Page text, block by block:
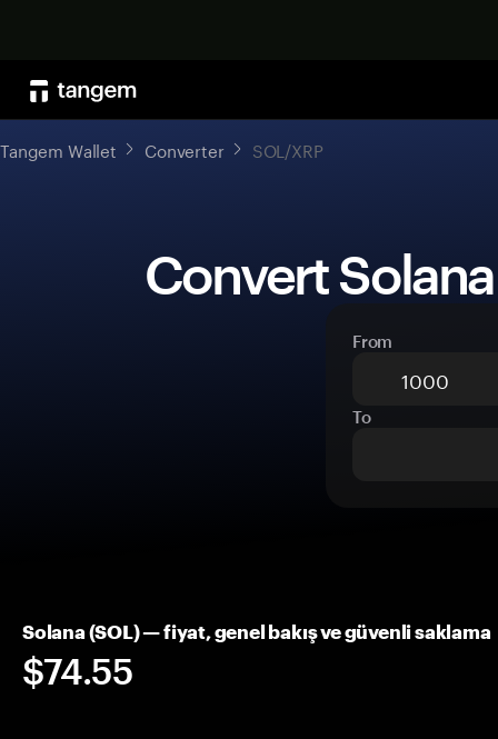
Tangem Wallet Converter SOL/XRP
Convert
From
To
Solana (SOL) — fiyat, genel bakış ve güvenli saklama
$74.55